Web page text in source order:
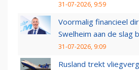
31-07-2026, 9:59
Voormalig financieel
Swelheim aan de slag
31-07-2026, 9:09
Rusland trekt